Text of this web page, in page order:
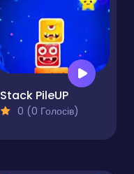
Stack PileUP
0 (0 Голосів)